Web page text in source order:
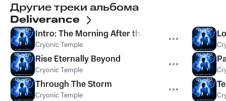
Другие треки альбома
Deliverance
Intro: The Morning After the Longest Day
Cryonic Temple
Rise Eternally Beyond
Cryonic Temple
Through The Storm
Cryonic Temple